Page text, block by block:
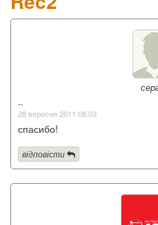
..
28 вересня 2011 08:03
спасибо!
відповісти